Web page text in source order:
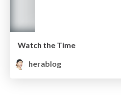
Watch the Time
herablog